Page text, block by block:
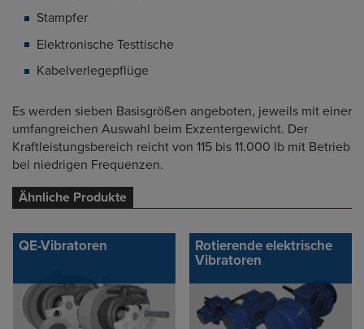
Stampfer
Elektronische Testtische
Kabelverlegepflüge
Es werden sieben Basisgrößen angeboten, jeweils mit einer
umfangreichen Auswahl beim Exzentergewicht. Der
Kraftleistungsbereich reicht von 115 bis 11.000 lb mit Betrieb
bei niedrigen Frequenzen.
Ähnliche Produkte
QE-Vibratoren
Rotierende elektrische
Vibratoren